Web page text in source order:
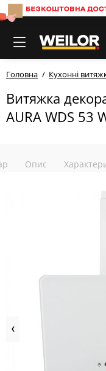
Головна Кухонні
Витяжка
AURA WDS 53
Опис